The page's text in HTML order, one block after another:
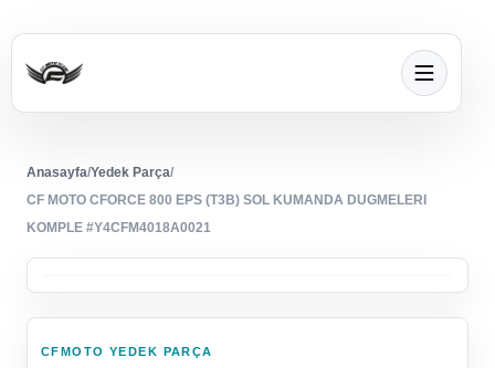
Anasayfa/Yedek Parça/
CF MOTO CFORCE 800 EPS (T3B) SOL KUMANDA DUGMELERI
KOMPLE #Y4CFM4018A0021
CFMOTO YEDEK PARÇA